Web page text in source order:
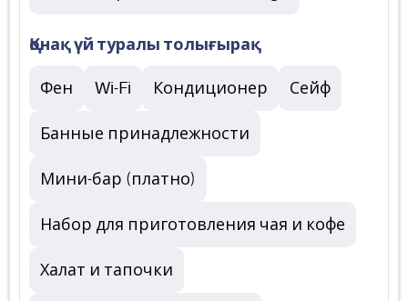
Қонақ үй туралы толығырақ
Фен Wi-Fi Кондиционер Сейф
Банные принадлежности
Мини-бар (платно)
Набор для приготовления чая и кофе
Халат и тапочки